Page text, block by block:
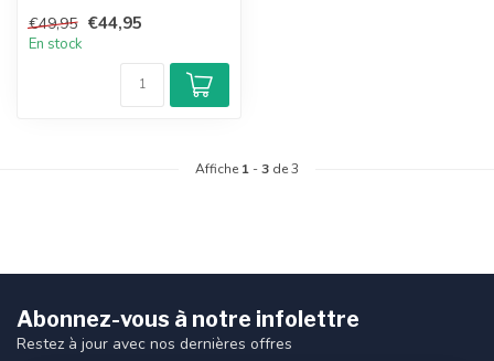
€49,95 €44,95
En stock
Affiche 1 -3 de 3
Abonnez-vous à notre infolettre
Restez à jour avec nos dernières offres